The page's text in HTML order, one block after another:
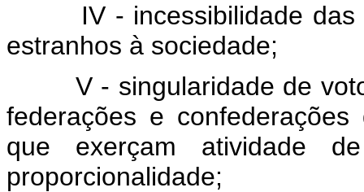
IV - incessibilidade das
estranhos à sociedade;
V - singularidade de voto,
federações e
que exerçam atividade
proporcionalidade;